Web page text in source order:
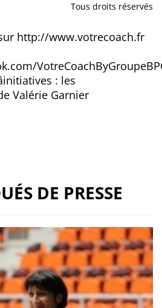
Tous droits réservés
http://www.votrecoach.fr
: les
Valérie Garnier
DE PRESSE